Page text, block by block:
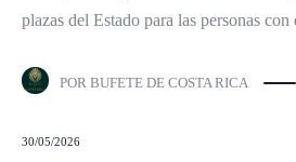
plazas del Estado para las personas
POR BUFETE DE COSTA RICA
30/05/2026